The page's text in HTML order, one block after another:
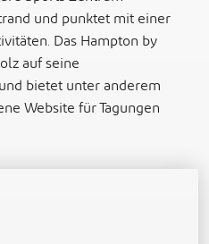
und punktet mit einer
Das Hampton by
auf seine
bietet unter anderem
Website für Tagungen